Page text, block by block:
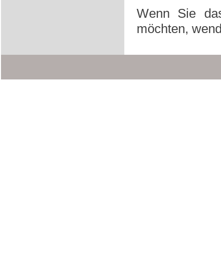
Wenn Sie
möchten,